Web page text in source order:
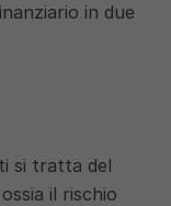
in due
si tratta del
il rischio